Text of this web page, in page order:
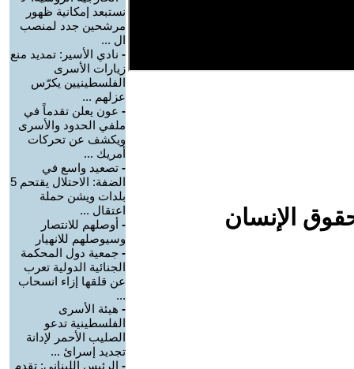
الإنسان
نستبعد إمكانية ظهور
مرشحين جدد لمنصب
ال ...
- نادي الأسير: تمديد منع
زيارات الأسرى
الفلسطينيين يكرّس
عزلهم ...
- عون يعلن تقدماً في
ملفي الحدود والأسرى
ويكشف عن تحركات
أمريك ...
- تصعيد واسع في
الضفة: الاحتلال يقتحم 5
بلدات ويشن حملة
اعتقال ...
- أوصلهم للانتصار
وسيوصلهم للانهيار
- جمعية دول المحكمة
الجنائية الدولية تعرب
عن قلقها إزاء انسحاب
...
- هيئة الأسرى
الفلسطينية تدعو
الصليب الأحمر لإدانة
تجديد إسرائ ...
- الرئيس اللبناني: تقدم